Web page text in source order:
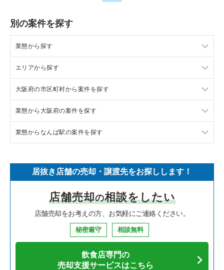
別の案件を探す
業態から探す
ラーメンの居抜き売却物件の案件一覧
フランス料理の居抜き売却物件の案件一覧
イタリア料理の居抜き売却物件の案件一覧
中華の居抜き売却物件の案件一覧
寿司の居抜き売却物件の案件一覧
焼肉の居抜き売却物件の案件一覧
鉄板焼き・お好み焼の居抜き売却物件の案件一覧
カフェの居抜き売却物件の案件一覧
エリアから探す
東京23区の飲食店の居抜き売却物件の案件一覧
東京都下の飲食店の居抜き売却物件の案件一覧
千葉県の飲食店の居抜き売却物件の案件一覧
神奈川県の飲食店の居抜き売却物件の案件一覧
大阪府の飲食店の居抜き売却物件の案件一覧
兵庫県の飲食店の居抜き売却物件の案件一覧
愛知県の飲食店の居抜き売却物件の案件一覧
大阪府の市区町村から案件を探す
大阪市北区の飲食店の居抜き売却物件の案件一覧
大阪市中央区の飲食店の居抜き売却物件の案件一覧
堺市北区の飲食店の居抜き売却物件の案件一覧
堺市中区の飲食店の居抜き売却物件の案件一覧
大阪市西区の飲食店の居抜き売却物件の案件一覧
大阪市福島区の飲食店の居抜き売却物件の案件一覧
業態から大阪府の案件を探す
大阪府のラーメンの居抜き売却物件の案件一覧
大阪府のイタリア料理の居抜き売却物件の案件一覧
大阪府の中華の居抜き売却物件の案件一覧
大阪府のそば・うどんの居抜き売却物件の案件一覧
大阪府の焼肉の居抜き売却物件の案件一覧
業態からなんば駅の案件を探す
なんば駅のイタリア料理の居抜き売却物件の案件一覧
なんば駅の焼肉の居抜き売却物件の案件一覧
なんば駅の鉄板焼き・お好み焼の居抜き売却物件の案件一覧
なんば駅のお弁当・惣菜・デリの居抜き売却物件の案件一覧
居抜き店舗の売却・譲渡先をお探しします！
店舗売却の相談をしたい
店舗売却をお考えの方、お気軽にご連絡ください。
秘密厳守 相談無料
飲食店専門の
売却支援サービスはこちら